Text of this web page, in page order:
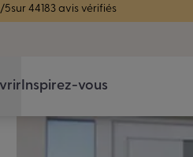
5sur 44183 avis vérifiés
Inspirez-vous